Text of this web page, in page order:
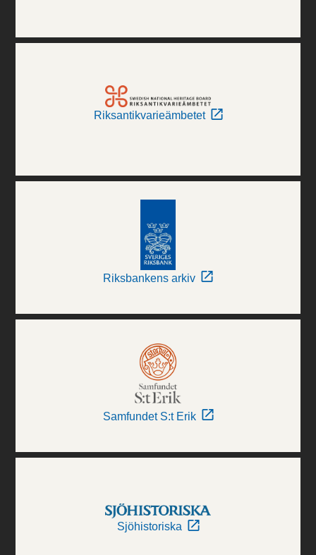
Riksantikvarieämbetet
Riksbankens arkiv
Samfundet S:t Erik
Sjöhistoriska